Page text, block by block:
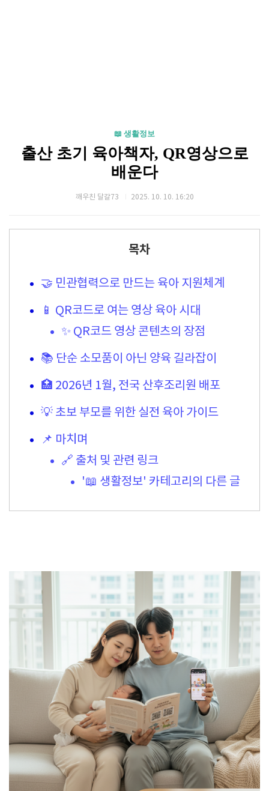
📖 생활정보
출산 초기 육아책자, QR영상으로
배운다
깨우친 달걀73 2025. 10. 10. 16:20
목차
🤝 민관협력으로 만드는 육아 지원체계
📱 QR코드로 여는 영상 육아 시대
✨ QR코드 영상 콘텐츠의 장점
📚 단순 소모품이 아닌 양육 길라잡이
🏥 2026년 1월, 전국 산후조리원 배포
💡 초보 부모를 위한 실전 육아 가이드
📌 마치며
🔗 출처 및 관련 링크
'📖 생활정보' 카테고리의 다른 글